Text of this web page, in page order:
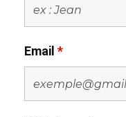
Email *